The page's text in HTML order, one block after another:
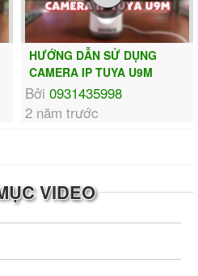
HƯỚNG DẪN SỬ DỤNG
CAMERA IP TUYA U9M
Bởi 0931435998
2 năm trước
VIDEO